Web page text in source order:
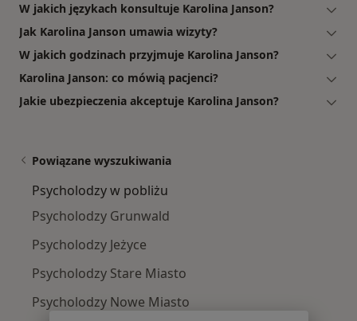
W jakich językach konsultuje Karolina Janson?
Jak Karolina Janson umawia wizyty?
W jakich godzinach przyjmuje Karolina Janson?
Karolina Janson: co mówią pacjenci?
Jakie ubezpieczenia akceptuje Karolina Janson?
Powiązane wyszukiwania
Psycholodzy w pobliżu
Psycholodzy Grunwald
Psycholodzy Jeżyce
Psycholodzy Stare Miasto
Psycholodzy Nowe Miasto